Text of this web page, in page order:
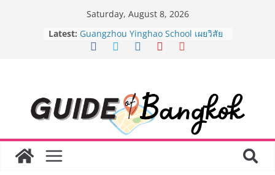
Saturday, August 8, 2026
Latest: ปะทะ ฟิลิปปินส์ ใน “Rise of the Tenth
Lord” เปิดสงครามกิลด์ข้ามประเทศ
ได้เตรียมนักเรียนเพียงเพื่อก้าวเข้าสู่
มหาวิทยาลัยเท่านั้น แต่ยังเตรียมพวก
เขาให้พร้อมเป็นผู้กำหนดอนาคต”
8.8 “ซูเลียน” รวมพลังนักธุรกิจทั่ว